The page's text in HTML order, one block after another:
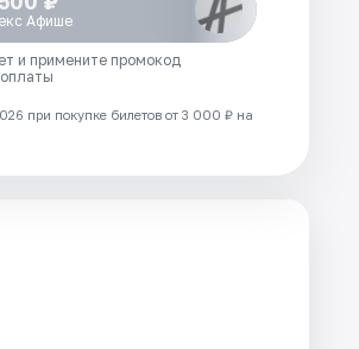
Афише
и примените промокод
при покупке билетов от 3 000 ₽ на